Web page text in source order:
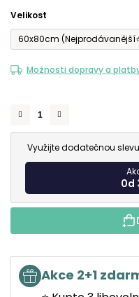
Velikost
60x80cm
Možnosti dopravy a
Využijte dodatečnou slevu
0d
Akce 2+1